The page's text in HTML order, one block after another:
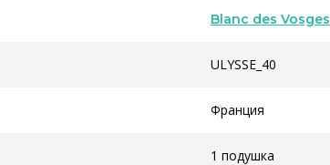
Blanc des Vosges
ULYSSE_40
Франция
1 подушка